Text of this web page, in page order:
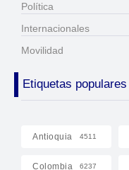
Política
Internacionales
Movilidad
Etiquetas populares
Antioquia 4511
Colombia 6237